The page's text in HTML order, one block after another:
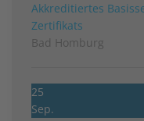
Akkreditiertes
Zertifikats
Bad Homburg
25
Sep.